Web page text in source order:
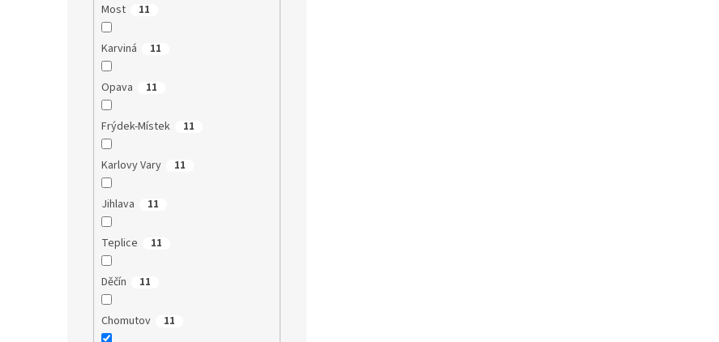
Most 11
Karviná 11
Opava 11
Frýdek-Místek 11
Karlovy Vary 11
Jihlava 11
Teplice 11
Děčín 11
Chomutov 11